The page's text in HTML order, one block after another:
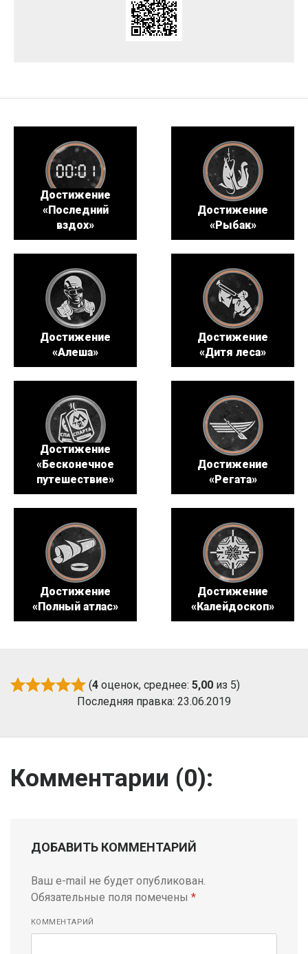
Достижение
«Последний
вздох»
Достижение
«Рыбак»
Достижение
«Алеша»
Достижение
«Дитя леса»
Достижение
«Бесконечное
путешествие»
Достижение
«Регата»
Достижение
«Полный атлас»
Достижение
«Калейдоскоп»
(4 оценок, среднее: 5,00 из 5)
Последняя правка: 23.06.2019
Комментарии (0):
ДОБАВИТЬ КОММЕНТАРИЙ
Ваш e-mail не будет опубликован.
Обязательные поля помечены *
КОММЕНТАРИЙ